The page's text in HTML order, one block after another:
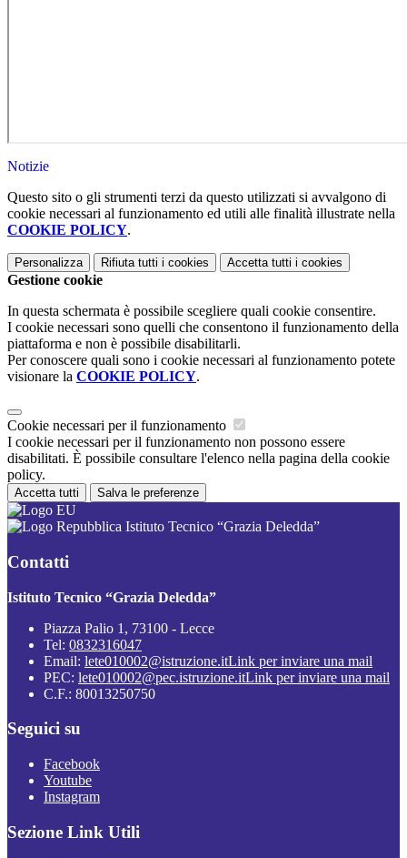
Notizie
Questo sito o gli strumenti terzi da questo utilizzati si avvalgono di
cookie necessari al funzionamento ed utili alle finalità illustrate nella
COOKIE POLICY.
Personalizza Rifiuta tutti i cookies Accetta tutti i cookies
Gestione cookie
In questa schermata è possibile scegliere quali cookie consentire.
I cookie necessari sono quelli che consentono il funzionamento della
piattaforma e non è possibile disabilitarli.
Per conoscere quali sono i cookie necessari al funzionamento potete
visionare la COOKIE POLICY.
Cookie necessari per il funzionamento
I cookie necessari per il funzionamento non possono essere
disabilitati. È possibile consultare l'elenco nella pagina della cookie
policy.
Accetta tutti Salva le preferenze
Istituto Tecnico “Grazia Deledda”
Contatti
Istituto Tecnico “Grazia Deledda”
Piazza Palio 1, 73100 - Lecce
Tel: 0832316047
Email: lete010002@istruzione.itLink per inviare una mail
PEC: lete010002@pec.istruzione.itLink per inviare una mail
C.F.: 80013250750
Seguici su
Facebook
Youtube
Instagram
Sezione Link Utili